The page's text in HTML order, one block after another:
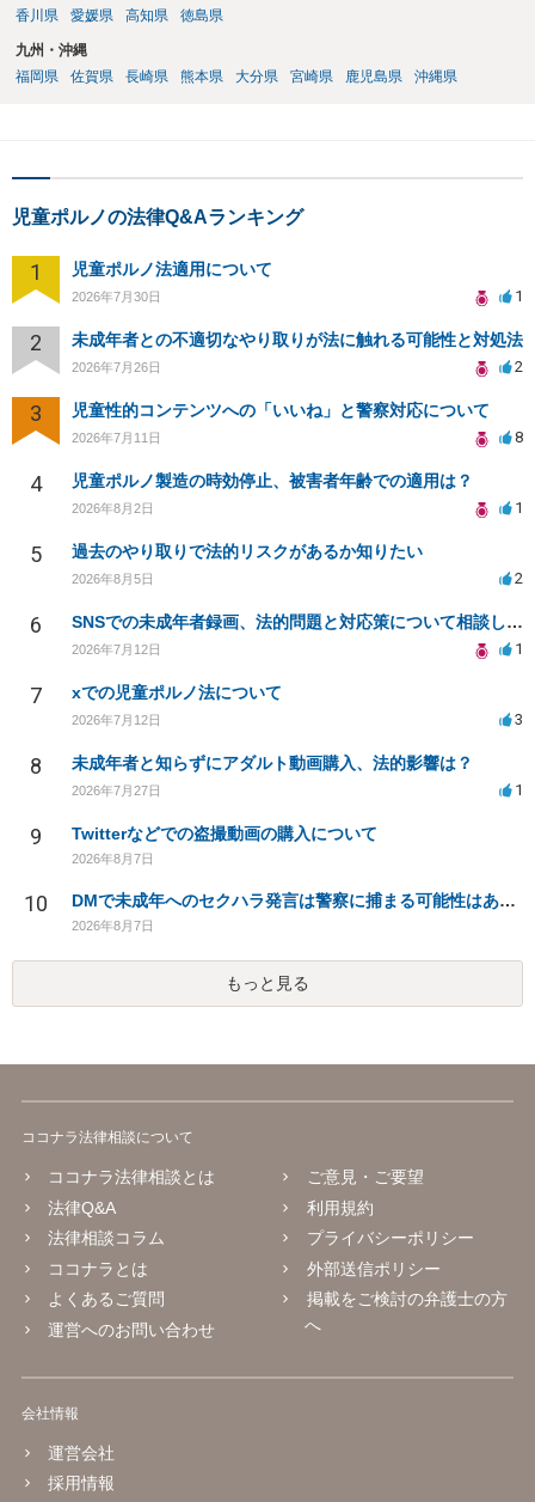
香川県
愛媛県 高知県 徳島県
九州・沖縄
福岡県
佐賀県 長崎県 熊本県 大分県 宮崎県 鹿児島県 沖縄県
児童ポルノの法律Q&Aランキング
1 児童ポルノ法適用について
2026年7月30日 1
2 未成年者との不適切なやり取りが法に触れる可能性と対処法
2026年7月26日 2
3 児童性的コンテンツへの「いいね」と警察対応について
2026年7月11日 8
4 児童ポルノ製造の時効停止、被害者年齢での適用は？
2026年8月2日 1
5 過去のやり取りで法的リスクがあるか知りたい
2026年8月5日 2
6 SNSでの未成年者録画、法的問題と対応策について相談したい
2026年7月12日 1
7 xでの児童ポルノ法について
2026年7月12日 3
8 未成年者と知らずにアダルト動画購入、法的影響は？
2026年7月27日 1
9 Twitterなどでの盗撮動画の購入について
2026年8月7日
10 DMで未成年へのセクハラ発言は警察に捕まる可能性はありますか
2026年8月7日
もっと見る
ココナラ法律相談について
ココナラ法律相談とは
法律Q&A
法律相談コラム
ココナラとは
よくあるご質問
運営へのお問い合わせ
ご意見・ご要望
利用規約
プライバシーポリシー
外部送信ポリシー
掲載をご検討の弁護士の方
へ
会社情報
運営会社
採用情報